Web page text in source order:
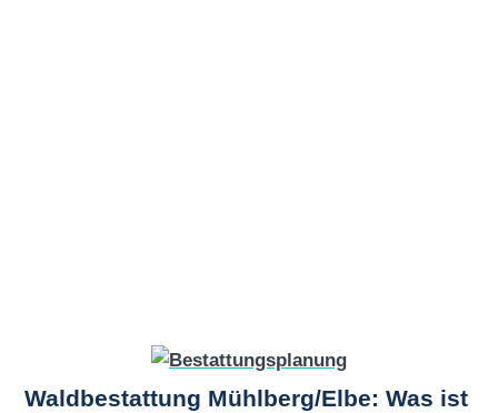
Waldbestattung Mühlberg/Elbe: Was ist